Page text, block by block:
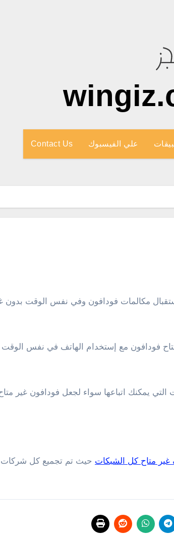
علي الفيسبوك Contact Us
مع إستخدام الهاتف في نفس الوقت
يمكنك اتباعها سواء لجعل فودافون غير متاح
غير متاح كل الشبكات حيث تم تجميع كل شركات